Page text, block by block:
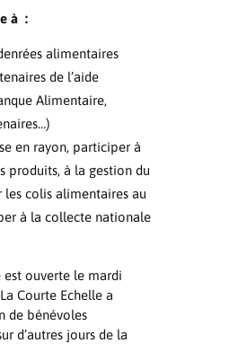
à :
alimentaires
de l’aide
Alimentaire,
en rayon, participer à
produits, à la gestion du
les colis alimentaires au
à la collecte nationale
est ouverte le mardi
Courte Echelle a
de bénévoles
d’autres jours de la